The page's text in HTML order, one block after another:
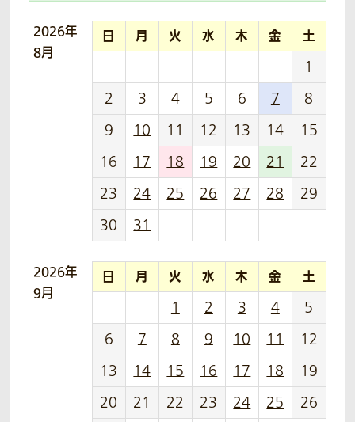
2026年
8月
日 月 火 水 木 金 土
1
2
3 4 5 6 7
8
9
10 11 12 13 14
15
16
17 18 19 20 21
22
23
24 25 26 27 28
29
30
31
2026年
9月
日 月 火 水 木 金 土
1 2 3 4
5
6
7 8 9 10 11
12
13
14 15 16 17 18
19
20
21 22 23 24 25
26